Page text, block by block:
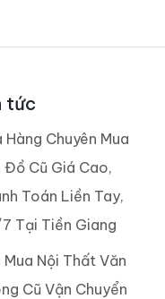
tức
Hàng Chuyên Mua
Đồ Cũ Giá Cao,
Toán Liền Tay,
Tại Tiền Giang
Mua Nội Thất Văn
Cũ Vận Chuyển